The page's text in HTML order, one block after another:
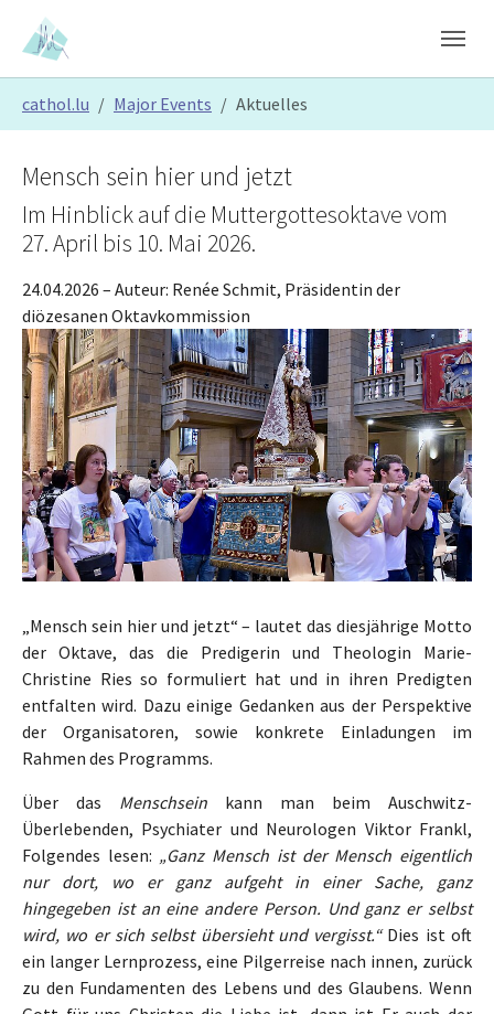
Skip to main content
Skip to page footer
cathol.lu Major Events Aktuelles
Mensch sein hier und jetzt
Im Hinblick auf die Muttergottesoktave vom
27. April bis 10. Mai 2026.
24.04.2026 – Auteur: Renée Schmit, Präsidentin der
diözesanen Oktavkommission
„Mensch sein hier und jetzt“ – lautet das diesjährige Motto
der Oktave, das die Predigerin und Theologin Marie-
Christine Ries so formuliert hat und in ihren Predigten
entfalten wird. Dazu einige Gedanken aus der Perspektive
der Organisatoren, sowie konkrete Einladungen im
Rahmen des Programms.
Über das Menschsein kann man beim Auschwitz-
Überlebenden, Psychiater und Neurologen Viktor Frankl,
Folgendes lesen: „Ganz Mensch ist der Mensch eigentlich
nur dort, wo er ganz aufgeht in einer Sache, ganz
hingegeben ist an eine andere Person. Und ganz er selbst
wird, wo er sich selbst übersieht und vergisst.“Dies ist oft
ein langer Lernprozess, eine Pilgerreise nach innen, zurück
zu den Fundamenten des Lebens und des Glaubens. Wenn